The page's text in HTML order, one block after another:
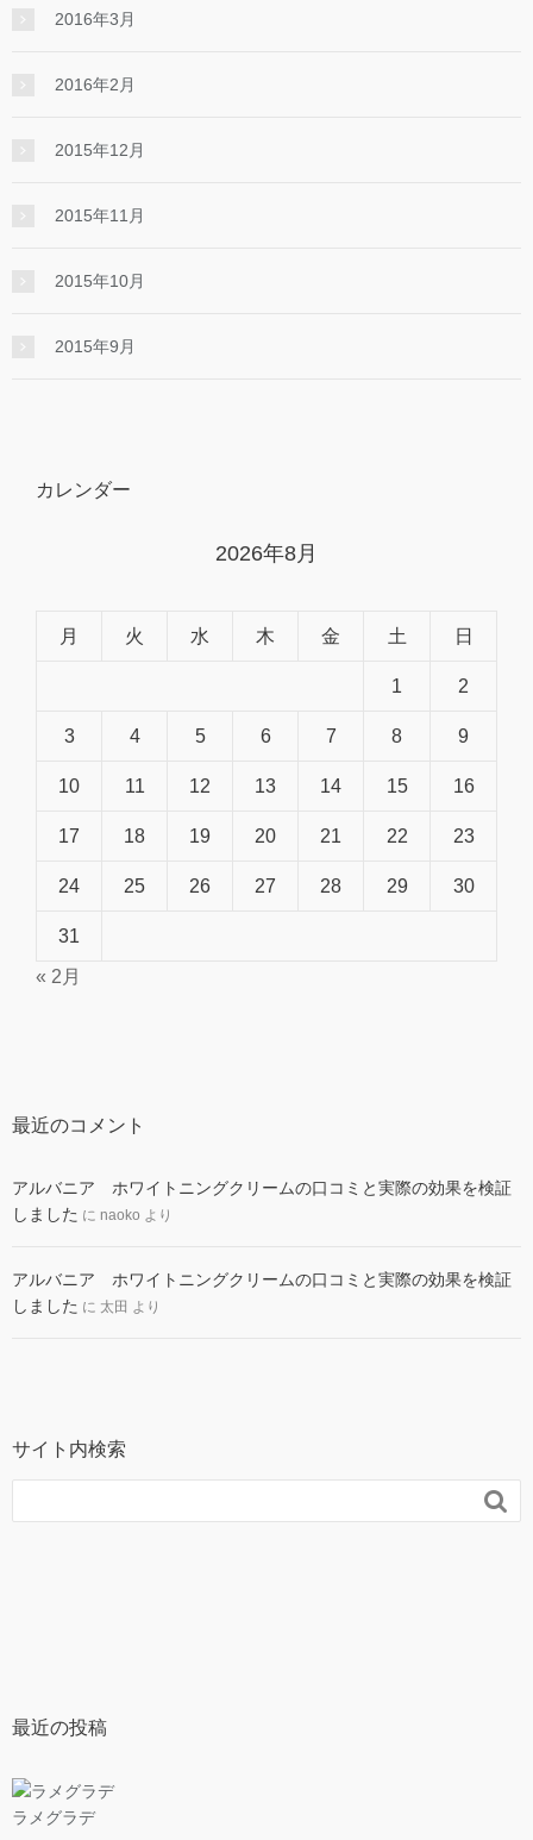
2016年3月
2016年2月
2015年12月
2015年11月
2015年10月
2015年9月
カレンダー
2026年8月
月 火 水 木 金 土 日
1 2
3 4 5 6 7 8 9
10 11 12 13 14 15 16
17 18 19 20 21 22 23
24 25 26 27 28 29 30
31
« 2月
最近のコメント
アルバニア ホワイトニングクリームの口コミと実際の効果を検証
しました に naoko より
アルバニア ホワイトニングクリームの口コミと実際の効果を検証
しました に 太田 より
サイト内検索

最近の投稿
ラメグラデ